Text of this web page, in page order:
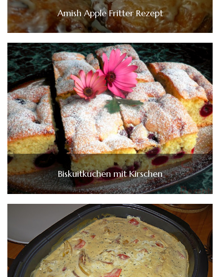
Amish Apple Fritter Rezept
Biskuitkuchen mit Kirschen